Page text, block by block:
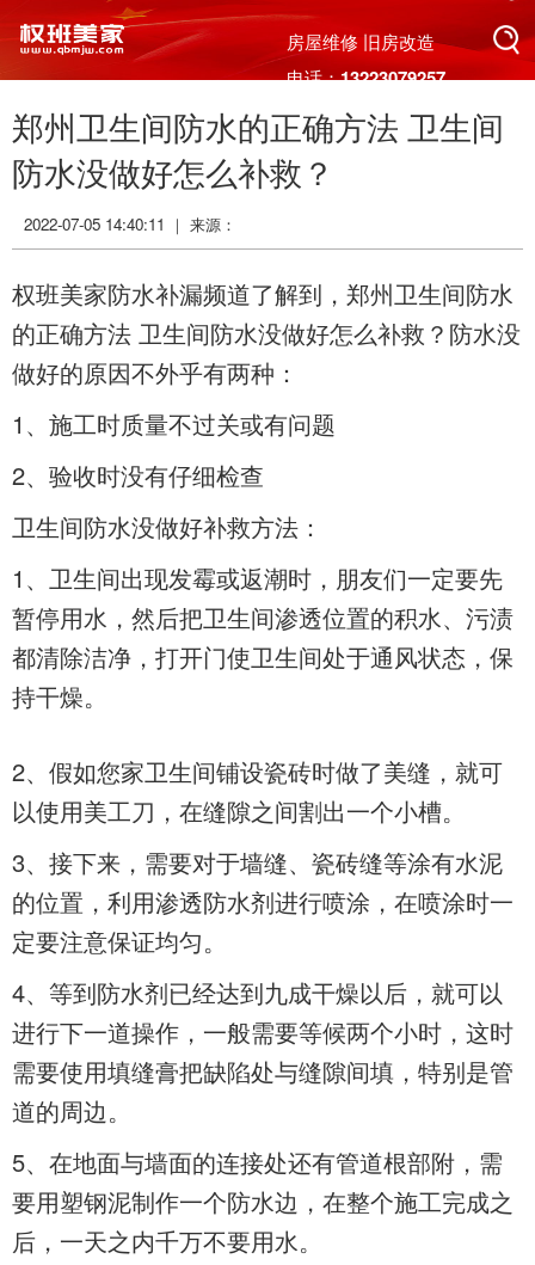
搜索
搜索
房屋维修 旧房改造
电话：13223079257
郑州卫生间防水的正确方法 卫生间
防水没做好怎么补救？
2022-07-05 14:40:11 ｜ 来源：
权班美家防水补漏频道了解到， 郑州卫生间防水
的正确方法 卫生间防水没做好怎么补救？防水没
做好的原因不外乎有两种：
1、施工时质量不过关或有问题
2、验收时没有仔细检查
卫生间防水没做好补救方法：
1、卫生间出现发霉或返潮时，朋友们一定要先
暂停用水，然后把卫生间渗透位置的积水、污渍
都清除洁净，打开门使卫生间处于通风状态，保
持干燥。
2、假如您家卫生间铺设瓷砖时做了美缝，就可
以使用美工刀，在缝隙之间割出一个小槽。
3、接下来，需要对于墙缝、瓷砖缝等涂有水泥
的位置，利用渗透防水剂进行喷涂，在喷涂时一
定要注意保证均匀。
4、等到防水剂已经达到九成干燥以后，就可以
进行下一道操作，一般需要等候两个小时，这时
需要使用填缝膏把缺陷处与缝隙间填 ，特别是管
道的周边。
5、在地面与墙面的连接处还有管道根部附 ，需
要用塑钢泥制作一个防水边，在整个施工完成之
后，一天之内千万不要用水。